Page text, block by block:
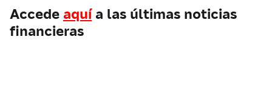
Accede aquí a las últimas noticias
financieras